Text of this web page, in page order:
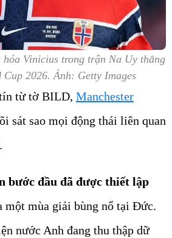
hóa Vinicius trong trận Na Uy thắng
2026. Ảnh: Getty Images
từ tờ BILD, Manchester
sát sao mọi động thái liên quan
.
bước đầu đã được thiết lập
một mùa giải bùng nổ tại Đức.
nước Anh đang thu thập dữ